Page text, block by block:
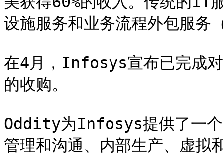
设施服务和业务流程外包服务
在4月，Infosys宣布已完成对
的收购。
Oddity为Infosys提供了一个
管理和沟通、内部生产、虚拟